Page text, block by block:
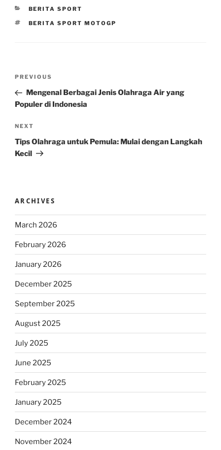
CATEGORIES
BERITA SPORT
TAGS
BERITA SPORT MOTOGP
Previous
Post
PREVIOUS
Mengenal Berbagai Jenis Olahraga Air yang
Populer di Indonesia
Next
Post
NEXT
Tips Olahraga untuk Pemula: Mulai dengan Langkah
Kecil
ARCHIVES
March 2026
February 2026
January 2026
December 2025
September 2025
August 2025
July 2025
June 2025
February 2025
January 2025
December 2024
November 2024